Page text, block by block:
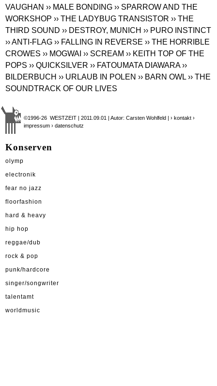
VAUGHAN ›› MALE BONDING ›› SPARROW AND THE
WORKSHOP ›› THE LADYBUG TRANSISTOR ›› THE
THIRD SOUND ›› DESTROY, MUNICH ›› PURO INSTINCT
›› ANTI-FLAG ›› FALLING IN REVERSE ›› THE HORRIBLE
CROWES ›› MOGWAI ›› SCREAM ›› KEITH TOP OF THE
POPS ›› QUICKSILVER ›› FATOUMATA DIAWARA ››
BILDERBUCH ›› URLAUB IN POLEN ›› BARN OWL ›› THE
SOUNDTRACK OF OUR LIVES
©1996-26 WESTZEIT | 2011.09.01 | Autor: Carsten Wohlfeld |› kontakt ›
impressum › datenschutz
Konserven
olymp
electronik
fear no jazz
floorfashion
hard & heavy
hip hop
reggae/dub
rock & pop
punk/hardcore
singer/songwriter
talentamt
worldmusic